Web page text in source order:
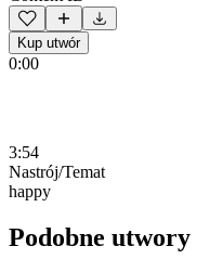
Kup utwór
0:00
3:54
Nastrój/Temat
happy
Podobne utwory